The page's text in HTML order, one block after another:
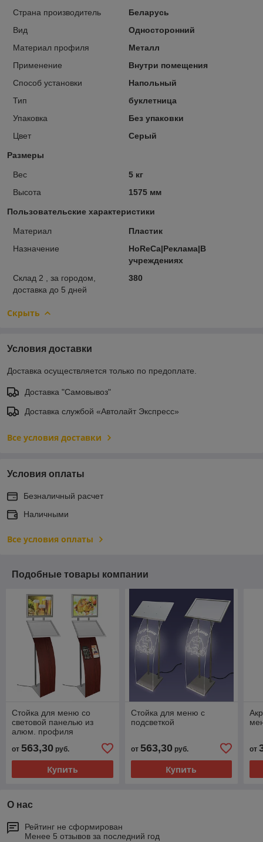
Страна производитель
Беларусь
Вид
Односторонний
Материал профиля
Металл
Применение
Внутри помещения
Способ установки
Напольный
Тип
буклетница
Упаковка
Без упаковки
Цвет
Серый
Размеры
Вес
5 кг
Высота
1575 мм
Пользовательские характеристики
Материал
Пластик
Назначение
HoReCa|Реклама|В
учреждениях
Склад 2 , за городом,
доставка до 5 дней
380
Скрыть
Условия доставки
Доставка осуществляется только по предоплате.
Доставка "Самовывоз"
Доставка службой «Автолайт Экспресс»
Все условия доставки
Условия оплаты
Безналичный расчет
Наличными
Все условия оплаты
Подобные товары компании
Стойка для меню со
световой панелью из
алюм. профиля
от 563,30 руб.
Купить
Стойка для меню с
подсветкой
от 563,30руб.
Купить
от
О нас
Рейтинг не сформирован
Менее 5 отзывов за последний год